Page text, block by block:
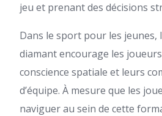
jeu et prenant des décisions
Dans le sport pour les jeunes,
diamant encourage les
conscience spatiale et leurs
d’équipe. À mesure que les
naviguer au sein de cette